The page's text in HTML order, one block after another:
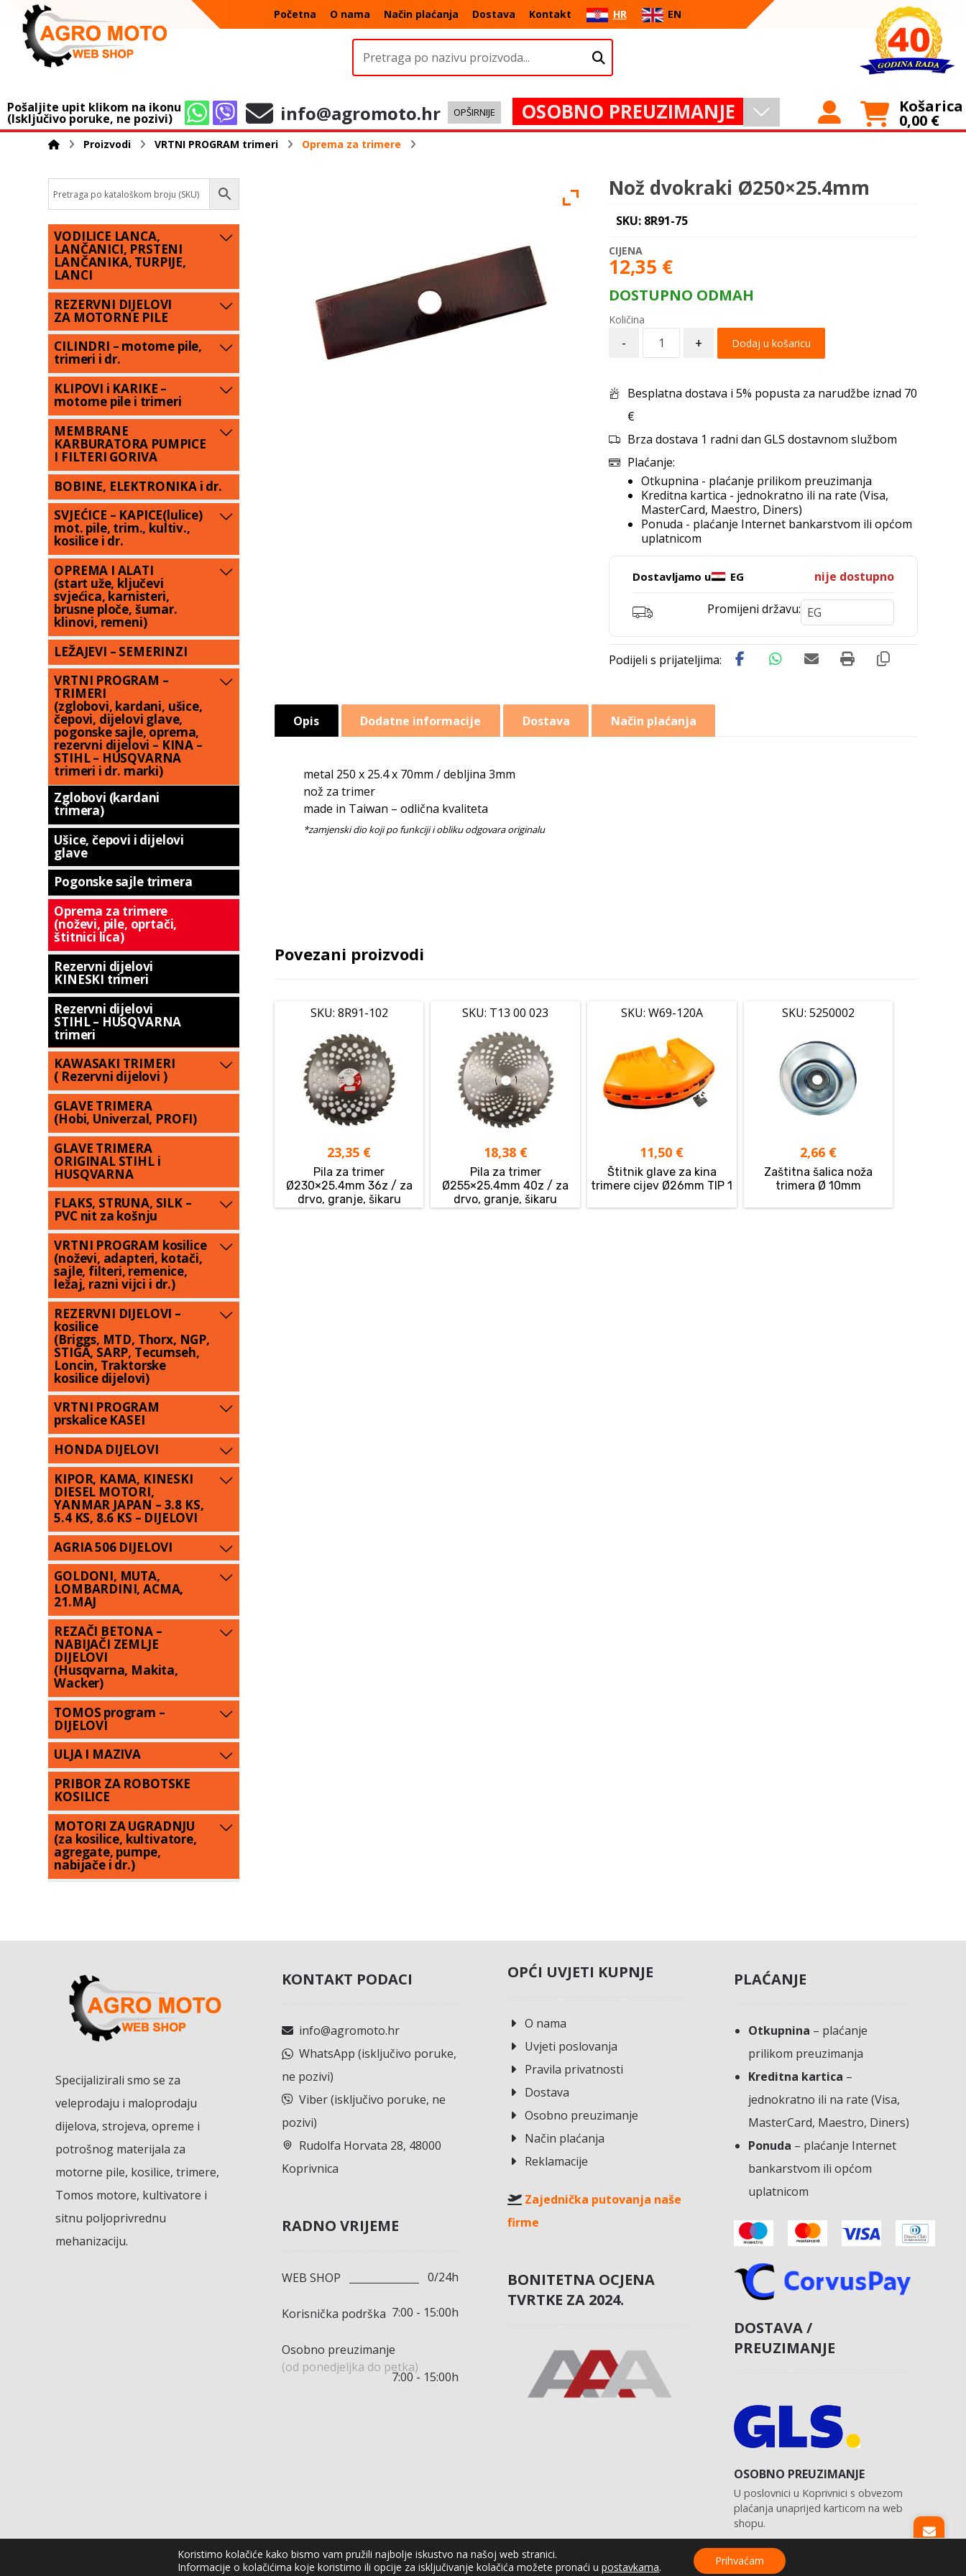
Početna O nama Način plaćanja Dostava Kontakt HR EN
Pošaljite upit klikom na ikonu
(Isključivo poruke, ne pozivi) info@agromoto.hr OPŠIRNIJE OSOBNO PREUZIMANJE Košarica
0,00 €
Proizvodi VRTNI PROGRAM trimeri Oprema za trimere
Nož dvokraki Ø250×25.4mm
SKU: 8R91-75
12,35 €
DOSTUPNO ODMAH
- + Dodaj u košaricu
Besplatna dostava i 5% popusta za narudžbe iznad 70
€
Brza dostava 1 radni dan GLS dostavnom službom
Plaćanje:
Otkupnina - plaćanje prilikom preuzimanja
Kreditna kartica - jednokratno ili na rate (Visa,
MasterCard, Maestro, Diners)
Ponuda - plaćanje Internet bankarstvom ili općom
uplatnicom
Dostavljamo u EG nije dostupno
Promijeni državu:
Opis Dodatne informacije Dostava Način plaćanja
metal 250 x 25.4 x 70mm / debljina 3mm
nož za trimer
made in Taiwan – odlična kvaliteta
Povezani proizvodi
SKU: 8R91-102
23,35 €
Pila za trimer
Ø230×25.4mm 36z / za
drvo, granje, šikaru
SKU: T13 00 023
18,38 €
Pila za trimer
Ø255×25.4mm 40z / za
drvo, granje, šikaru
SKU: W69-120A
11,50 €
Štitnik glave za kina
trimere cijev Ø26mm TIP 1
SKU: 5250002
2,66 €
Zaštitna šalica noža
trimera Ø 10mm
VODILICE LANCA,
LANČANICI, PRSTENI
LANČANIKA, TURPIJE,
LANCI
REZERVNI DIJELOVI
ZA MOTORNE PILE
CILINDRI – motorne pile,
trimeri i dr.
KLIPOVI i KARIKE –
motorne pile i trimeri
MEMBRANE
KARBURATORA PUMPICE
I FILTERI GORIVA
BOBINE, ELEKTRONIKA i dr.
SVJEĆICE – KAPICE(lulice)
mot. pile, trim., kultiv.,
kosilice i dr.
OPREMA I ALATI
(start uže, ključevi
svjećica, karnisteri,
brusne ploče, šumar.
klinovi, remeni)
LEŽAJEVI – SEMERINZI
VRTNI PROGRAM –
TRIMERI
(zglobovi, kardani, ušice,
čepovi, dijelovi glave,
pogonske sajle, oprema,
rezervni dijelovi – KINA –
STIHL – HUSQVARNA
trimeri i dr. marki)
Zglobovi (kardani
trimera)
Ušice, čepovi i dijelovi
glave
Pogonske sajle trimera
Oprema za trimere
(noževi, pile, oprtači,
štitnici lica)
Rezervni dijelovi
KINESKI trimeri
Rezervni dijelovi
STIHL – HUSQVARNA
trimeri
KAWASAKI TRIMERI
( Rezervni dijelovi )
GLAVE TRIMERA
(Hobi, Univerzal, PROFI)
GLAVE TRIMERA
ORIGINAL STIHL i
HUSQVARNA
FLAKS, STRUNA, SILK –
PVC nit za košnju
VRTNI PROGRAM kosilice
(noževi, adapteri, kotači,
sajle, filteri, remenice,
ležaj, razni vijci i dr.)
REZERVNI DIJELOVI –
kosilice
(Briggs, MTD, Thorx, NGP,
STIGA, SARP, Tecumseh,
Loncin, Traktorske
kosilice dijelovi)
VRTNI PROGRAM
prskalice KASEI
HONDA DIJELOVI
KIPOR, KAMA, KINESKI
DIESEL MOTORI,
YANMAR JAPAN – 3.8 KS,
5.4 KS, 8.6 KS – DIJELOVI
AGRIA 506 DIJELOVI
GOLDONI, MUTA,
LOMBARDINI, ACMA,
21.MAJ
REZAČI BETONA –
NABIJAČI ZEMLJE
DIJELOVI
(Husqvarna, Makita,
Wacker)
TOMOS program –
DIJELOVI
ULJA I MAZIVA
PRIBOR ZA ROBOTSKE
KOSILICE
MOTORI ZA UGRADNJU
(za kosilice, kultivatore,
agregate, pumpe,
nabijače i dr.)
Specijalizirali smo se za
veleprodaju i maloprodaju
dijelova, strojeva, opreme i
potrošnog materijala za
motorne pile, kosilice, trimere,
Tomos motore, kultivatore i
sitnu poljoprivrednu
mehanizaciju.
KONTAKT PODACI
info@agromoto.hr
WhatsApp (isključivo poruke,
ne pozivi)
Viber (isključivo poruke, ne
pozivi)
Rudolfa Horvata 28, 48000
Koprivnica
RADNO VRIJEME
WEB SHOP 0/24h
Korisnička podrška 7:00 - 15:00h
Osobno preuzimanje
(od ponedjeljka do petka)
7:00 - 15:00h
OPĆI UVJETI KUPNJE
O nama
Uvjeti poslovanja
Pravila privatnosti
Dostava
Osobno preuzimanje
Način plaćanja
Reklamacije
Zajednička putovanja naše
firme
BONITETNA OCJENA
TVRTKE ZA 2024.
PLAĆANJE
Otkupnina – plaćanje
prilikom preuzimanja
Kreditna kartica –
jednokratno ili na rate (Visa,
MasterCard, Maestro, Diners)
Ponuda – plaćanje Internet
bankarstvom ili općom
uplatnicom
DOSTAVA /
PREUZIMANJE
OSOBNO PREUZIMANJE
U poslovnici u Koprivnici s obvezom
plaćanja unaprijed karticom na web
shopu.
Koristimo kolačiće kako bismo vam pružili najbolje iskustvo na našoj web stranici.
Informacije o kolačićima koje koristimo ili opcije za isključivanje kolačića možete pronaći upostavkama. Prihvaćam